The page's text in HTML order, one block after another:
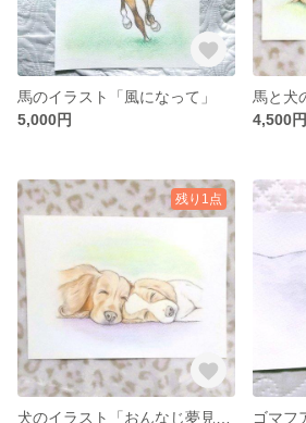
馬のイラスト「風になって」
5,000円
4,500円
残り1点